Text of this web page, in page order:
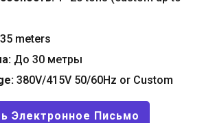
meters
До 30 метры
: 380V/415V 50/60Hz or Custom
Электронное Письмо